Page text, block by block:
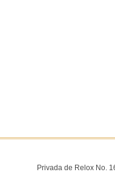
Privada de Relox No.